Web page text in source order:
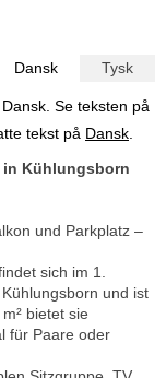
Dansk Tysk
Se teksten på
tekst på Dansk
in Kühlungsborn
und Parkplatz –
sich im 1.
und ist
bietet sie
für Paare oder